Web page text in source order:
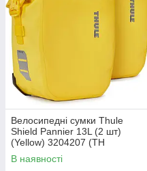
Велосипедні сумки Thule
Shield Pannier 13L (2 шт)
(Yellow) 3204207 (TH
3204207)
В наявності